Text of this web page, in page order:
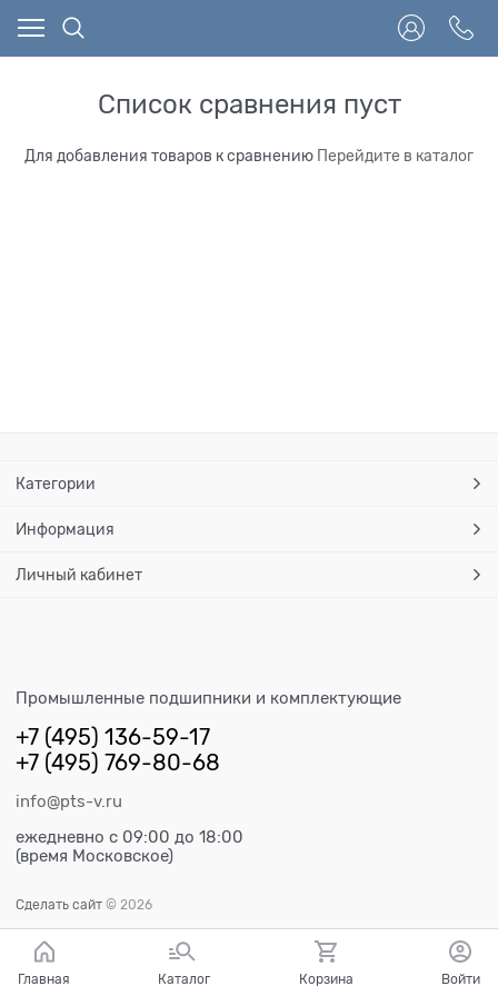
Список сравнения пуст
Для добавления товаров к сравнению Перейдите в каталог
Категории
Информация
Личный кабинет
Промышленные подшипники и комплектующие
+7 (495) 136-59-17
+7 (495) 769-80-68
info@pts-v.ru
ежедневно с 09:00 до 18:00
(время Московское)
Сделать сайт © 2026
Главная Каталог Корзина Войти